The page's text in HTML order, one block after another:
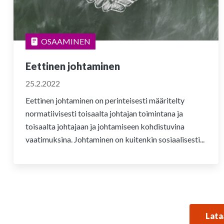
OSAAMINEN
Eettinen johtaminen
25.2.2022
Eettinen johtaminen on perinteisesti määritelty
normatiivisesti toisaalta johtajan toimintana ja
toisaalta johtajaan ja johtamiseen kohdistuvina
vaatimuksina. Johtaminen on kuitenkin sosiaalisesti...